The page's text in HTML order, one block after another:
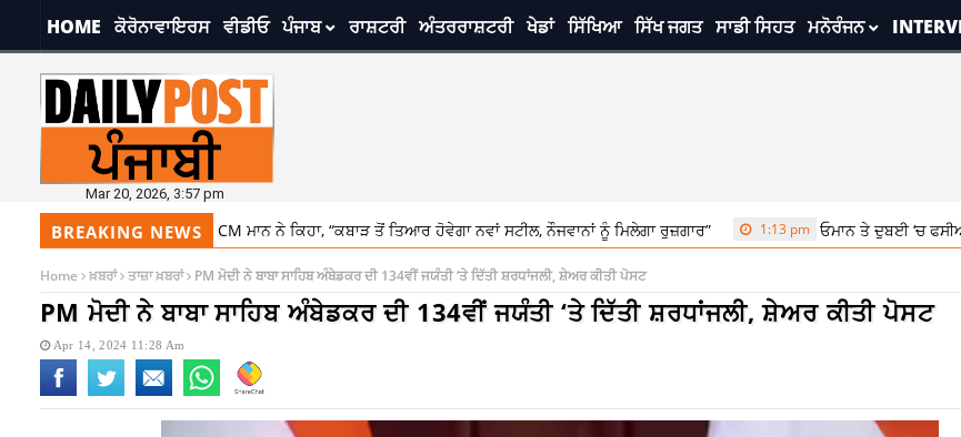
HOME ਕੋਰੋਨਾਵਾਇਰਸ ਵੀਡੀਓ ਪੰਜਾਬ ਰਾਸ਼ਟਰੀ ਅੰਤਰਰਾਸ਼ਟਰੀ ਖੇਡਾਂ ਸਿੱਖਿਆ ਸਿੱਖ ਜਗਤ ਸਾਡੀ ਸਿਹਤ ਮਨੋਰੰਜਨ
Mar 20, 2026, 3:57 pm
BREAKING NEWS
ਦਾ ਉਦਘਾਟਨ: CM ਮਾਨ ਨੇ ਕਿਹਾ, “ਕਬਾੜ ਤੋਂ ਤਿਆਰ ਹੋਵੇਗਾ ਨਵਾਂ ਸਟੀਲ, ਨੌਜਵਾਨਾਂ ਨੂੰ ਮਿਲੇਗਾ ਰੁਜ਼ਗਾਰ” 1:13 pm ਓਮਾਨ ਤੇ ਦੁਬਈ ‘ਚ ਫਸੀਆਂ 88 ਭਾਰਤੀ
Home ਖ਼ਬਰਾਂ ਤਾਜ਼ਾ ਖ਼ਬਰਾਂ PM ਮੋਦੀ ਨੇ ਬਾਬਾ ਸਾਹਿਬ ਅੰਬੇਡਕਰ ਦੀ 134ਵੀਂ ਜਯੰਤੀ ‘ਤੇ ਦਿੱਤੀ ਸ਼ਰਧਾਂਜਲੀ, ਸ਼ੇਅਰ ਕੀਤੀ ਪੋਸਟ
PM ਮੋਦੀ ਨੇ ਬਾਬਾ ਸਾਹਿਬ ਅੰਬੇਡਕਰ ਦੀ 134ਵੀਂ ਜਯੰਤੀ ‘ਤੇ ਦਿੱਤੀ ਸ਼ਰਧਾਂਜਲੀ, ਸ਼ੇਅਰ ਕੀਤੀ ਪੋਸਟ
Apr 14, 2024 11:28 Am